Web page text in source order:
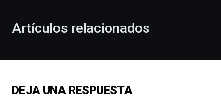
celebración
novena
Bilbo
Artículos relacionados
DEJA UNA RESPUESTA